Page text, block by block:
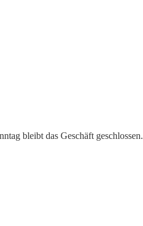
bleibt das Geschäft geschlossen.